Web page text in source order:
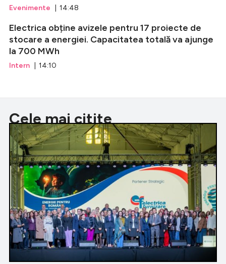
Evenimente | 14:48
Electrica obține avizele pentru 17 proiecte de
stocare a energiei. Capacitatea totală va ajunge
la 700 MWh
Intern | 14:10
Cele mai citite